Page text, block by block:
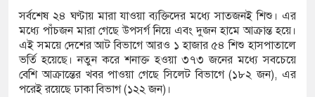
ক্রীড়াবিদদের জন্য আন্তর্জাতিক মানের জাতীয়
আয়োজন করবে সরকার
সর্বশেষ ২৪ ঘণ্টায় মারা যাওয়া ব্যক্তিদের মধ্যে সাতজনই শিশু। এর
মধ্যে পাঁচজন মারা গেছে উপসর্গ নিয়ে এবং দুজন হামে আক্রান্ত হয়ে।
এই সময়ে দেশের আট বিভাগে আরও ১ হাজার ৫৪ শিশু হাসপাতালে
ভর্তি হয়েছে। নতুন করে শনাক্ত হওয়া ৩৭৩ জনের মধ্যে সবচেয়ে
বেশি আক্রান্তের খবর পাওয়া গেছে সিলেট বিভাগে (১৮২ জন), এর
পরেই রয়েছে ঢাকা বিভাগ (১২২ জন)।